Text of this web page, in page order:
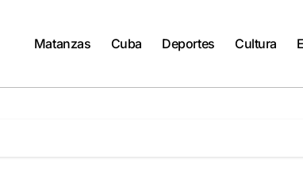
Matanzas Cuba Deportes Cultura